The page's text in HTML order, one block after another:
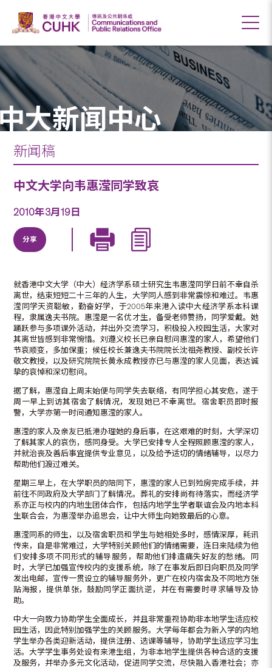
大新闻中心
新闻稿
中文大学向韦惠滢同学致哀
2010年3月19日
分享
就香港中文大学（中大）经济学系硕士研究生韦惠滢同学日前不幸自杀
离世，结束短短二十三年的人生，大学同人感到非常震惊和难过。韦惠
滢同学天资聪敏，勤奋好学，于2005年来港入读中大经济学系本科课
程，隶属逸夫书院。惠滢是一名优才生，备受老师赞扬，同学爱戴。她
踊跃参与多项课外活动，并出外交流学习，积极投入校园生活，大家对
其离世皆感到非常惋惜。刘遵义校长已亲自慰问惠滢的家人，希望他们
节哀顺变，多加保重；候任校长兼逸夫书院院长沈祖尧教授、副校长许
敬文教授，以及研究院院长黄永成教授亦已与惠滢的家人见面，表达诚
挚的哀悼和深切慰问。
据了解，惠滢自上周末始便与同学失去联络，有同学担心其安危，遂于
周一早上到访其宿舍了解情况，发现她已不幸离世。宿舍职员即时报
警，大学亦第一时间通知惠滢的家人。
惠滢的家人及亲友已抵港办理她的身后事，在这艰难的时刻，大学深切
了解其家人的哀伤，感同身受。大学已安排专人全程照顾惠滢的家人，
并就治丧及善后事宜提供专业意见，以及给予适切的情绪辅导，以尽力
帮助他们渡过难关。
星期三早上，在大学职员的陪同下，惠滢的家人已到殓房完成手续，并
前往不同政府及大学部门了解情况。葬礼的安排尚有待落实，而经济学
系亦正与校内的内地生团体合作，包括内地学生学者联谊会及内地本科
生联合会，为惠滢举办追思会，让中大师生向她致最后的心意。
惠滢同系的师生，以及宿舍职员和学生与她相处多时，感情深厚，耗讯
传来，自是非常难过，大学特别关顾他们的情绪需要，连日来陆续为他
们安排多项不同形式的辅导服务，帮助他们排遣痛失好友的愁绪。同
时，大学已加强宣传校内的支援系统，除了在事发后即日向职员及同学
发出电邮，宣传一贯设立的辅导服务外，更广在校内宿舍及不同地方张
贴海报，提供单张，鼓励同学正面抗逆，并在有需要时寻求辅导及协
助。
中大一向致力协助学生全面成长，并且非常重视协助非本地学生适应校
园生活，因此特别加强学生的关顾服务。大学每年都会为新入学的内地
学生举办各类迎新活动，提供注册、选课等辅导，协助学生适应学习生
活。大学学生事务处设有来港生组，为非本地学生提供各种合适的支援
及服务，并举办多元文化活动，促进同学交流，尽快融入香港社会；亦